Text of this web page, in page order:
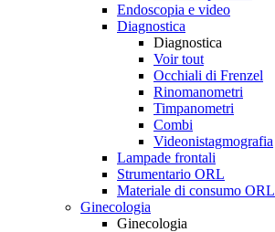
Endoscopia e video
Diagnostica
Diagnostica
Voir tout
Occhiali di Frenzel
Rinomanometri
Timpanometri
Combi
Videonistagmografia
Lampade frontali
Strumentario ORL
Materiale di consumo ORL
Ginecologia
Ginecologia